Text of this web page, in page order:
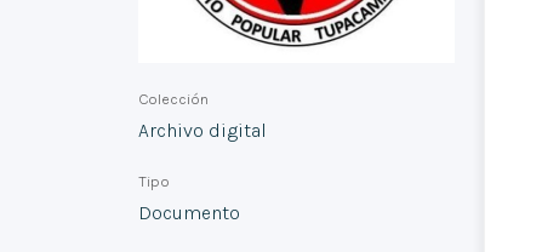
Colección
Archivo digital
Tipo
Documento